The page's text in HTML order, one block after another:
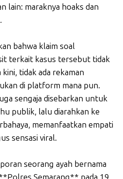
lain: maraknya hoaks dan
bahwa klaim soal
terkait kasus tersebut tidak
tidak ada rekaman
di platform mana pun.
sengaja disebarkan untuk
publik, lalu diarahkan ke
memanfaatkan empati
sensasi viral.
seorang ayah bernama
Semarang** pada 19